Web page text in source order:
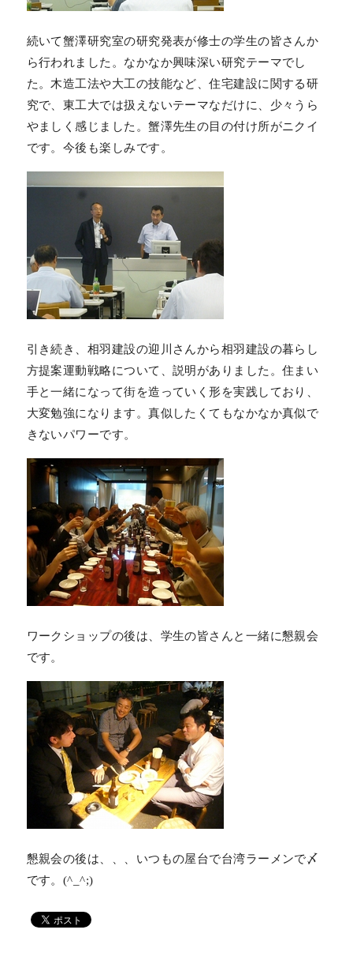
続いて蟹澤研究室の研究発表が修士の学生の皆さんか
ら行われました。なかなか興味深い研究テーマでし
た。木造工法や大工の技能など、住宅建設に関する研
究で、東工大では扱えないテーマなだけに、少々うら
やましく感じました。蟹澤先生の目の付け所がニクイ
です。今後も楽しみです。
引き続き、相羽建設の迎川さんから相羽建設の暮らし
方提案運動戦略について、説明がありました。住まい
手と一緒になって街を造っていく形を実践しており、
大変勉強になります。真似したくてもなかなか真似で
きないパワーです。
ワークショップの後は、学生の皆さんと一緒に懇親会
です。
懇親会の後は、、、いつもの屋台で台湾ラーメンで〆
です。(^_^;)